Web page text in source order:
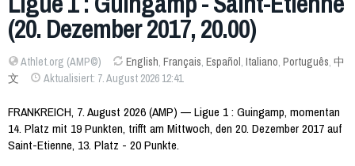
(20. Dezember 2017, 20.00)
Athlet.org (AMP©) English, Français, Español, Italiano, Português, 中
文
Aktualisiert: 7. August 2026 12:41
FRANKREICH, 7. August 2026 (AMP) — Ligue 1 : Guingamp, momentan
14. Platz mit 19 Punkten, trifft am Mittwoch, den 20. Dezember 2017 auf
Saint-Etienne, 13. Platz - 20 Punkte.